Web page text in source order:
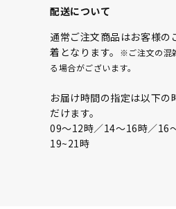
配送について
通常ご注文商品はお客様の
着となります。
※ご注文の混
る場合がございます。
お届け時間の指定は以下の
だけます。
09〜12時／14〜16時／16
19~21時